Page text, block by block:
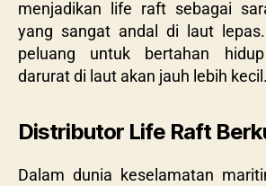
menjadikan life raft sebagai
yang sangat andal di laut
peluang untuk bertahan
darurat di laut akan jauh lebih kecil.
Distributor Life Raft
Dalam dunia keselamatan